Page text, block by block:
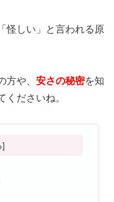
怪しい」と言われる原
方や、 安さの秘密を知
くださいね。